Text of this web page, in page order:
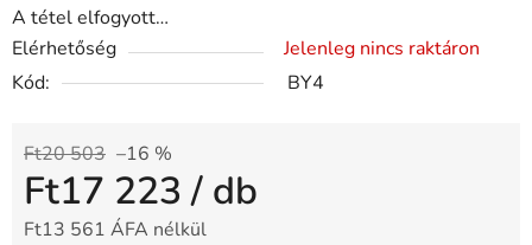
A tétel elfogyott…
Elérhetőség
Jelenleg nincs raktáron
Kód:
BY4
Ft20 503 –16 %
Ft17 223/ db
Ft13 561 ÁFA nélkül